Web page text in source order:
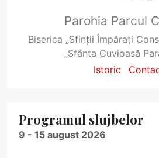
Parohia Parcul
Biserica „Sfinții Împărați
„Sfânta Cuvioasă
Istoric
Programul slujbelor
9 - 15 august 2026